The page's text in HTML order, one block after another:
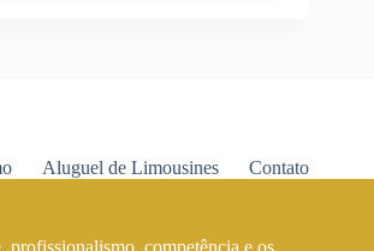
Aluguel de Limousines Contato
profissionalismo, competência e os